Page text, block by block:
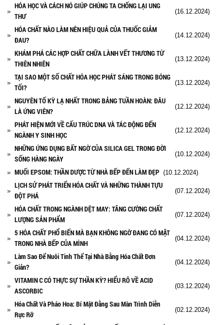
HÓA HỌC VÀ CÁCH NÓ GIÚP CHÚNG TA CHỐNG LẠI UNG
THƯ
(16.12.2024)
HÓA CHẤT NÀO LÀM NÊN HIỆU QUẢ CỦA THUỐC GIẢM
ĐAU?
(14.12.2024)
KHÁM PHÁ CÁC HỢP CHẤT CHỮA LÀNH VẾT THƯƠNG TỪ
THIÊN NHIÊN
(13.12.2024)
TẠI SAO MỘT SỐ CHẤT HÓA HỌC PHÁT SÁNG TRONG BÓNG
TỐI?
(13.12.2024)
NGUYÊN TỐ KỲ LẠ NHẤT TRONG BẢNG TUẦN HOÀN: ĐÂU
LÀ ỨNG VIÊN?
(12.12.2024)
PHÁT HIỆN MỚI VỀ CẤU TRÚC DNA VÀ TÁC ĐỘNG ĐẾN
NGÀNH Y SINH HỌC
(12.12.2024)
NHỮNG ỨNG DỤNG BẤT NGỜ CỦA SILICA GEL TRONG ĐỜI
SỐNG HÀNG NGÀY
(10.12.2024)
MUỐI EPSOM: THẦN DƯỢC TỪ NHÀ BẾP ĐẾN LÀM ĐẸP (10.12.2024)
LỊCH SỬ PHÁT TRIỂN HÓA CHẤT VÀ NHỮNG THÀNH TỰU
ĐỘT PHÁ
(07.12.2024)
HÓA CHẤT TRONG NGÀNH DỆT MAY: TĂNG CƯỜNG CHẤT
LƯỢNG SẢN PHẨM
(07.12.2024)
5 HÓA CHẤT PHỔ BIẾN MÀ BẠN KHÔNG NGỜ ĐANG CÓ MẶT
TRONG NHÀ BẾP CỦA MÌNH
(04.12.2024)
Làm Sao Để Nuôi Tinh Thể Tại Nhà Bằng Hóa Chất Đơn
Giản?
(04.12.2024)
VITAMIN C CÓ THỰC SỰ THẦN KỲ? HIỂU RÕ VỀ ACID
ASCORBIC
(03.12.2024)
Hóa Chất Và Pháo Hoa: Bí Mật Đằng Sau Màn Trình Diễn
Rực Rỡ
(02.12.2024)